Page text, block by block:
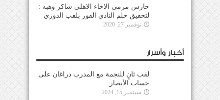
حارس مرمى الاخاء الاهلي شاكر وهبه :
لتحقيق حلم النادي الفوز بلقب الدوري
نوفمبر 27, 2020
أخبار وأسرار
لقب ثانٍ للنجمة مع المدرب دراغان على
حساب الأنصار
سبتمبر 15, 2024